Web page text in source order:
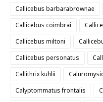
Callicebus barbarabrownae
Callicebus coimbrai
Callicebus miltoni
Callicebus personatus
Callithrix kuhlii
Calyptommatus frontalis